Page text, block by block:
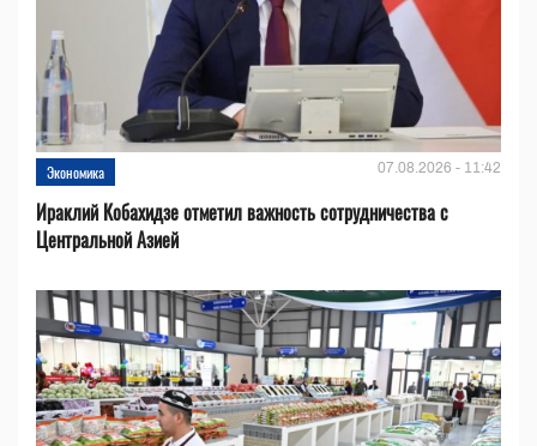
Экономика 07.08.2026 - 11:42
Ираклий Кобахидзе отметил важность сотрудничества с
Центральной Азией